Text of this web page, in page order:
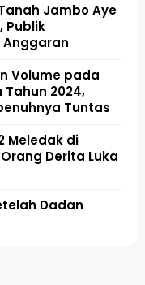
Jambo Aye
Publik
Anggaran
Volume pada
Tahun 2024,
Tuntas
Meledak di
Derita Luka
Dadan